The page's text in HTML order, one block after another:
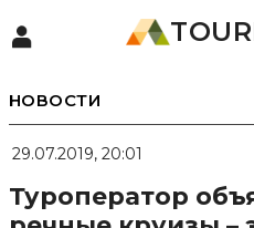
НОВОСТИ
29.07.2019, 20:01
Туроператор